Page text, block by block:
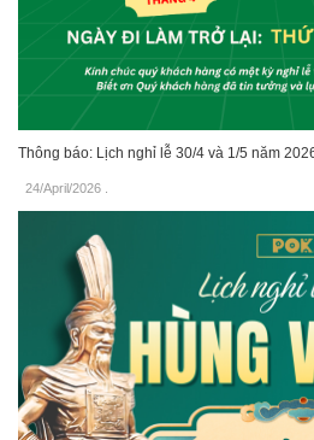
Thông báo: Lịch nghỉ lễ 30/4 và 1/5 năm
24/April/2026